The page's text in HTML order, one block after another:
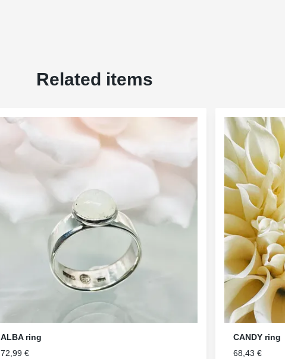
Related items
ALBA ring
72,99 €
CANDY ring
68,43 €